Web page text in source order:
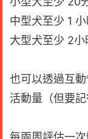
中型犬至少 1
大型犬至少 2小
也可以透過互
活動量（但要